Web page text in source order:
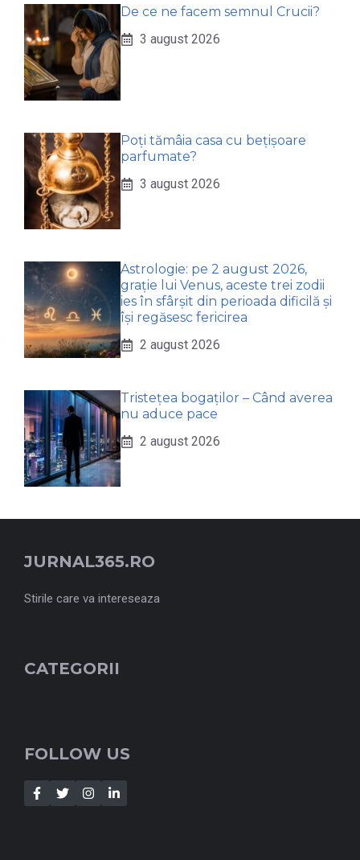
De ce ne facem semnul Crucii?
3 august 2026
Poți tămâia casa cu bețișoare
parfumate?
3 august 2026
Astrologie: pe 2 august 2026,
grație lui Venus, aceste trei zodii
ies în sfârșit din perioada dificilă și
își regăsesc fericirea
2 august 2026
Tristețea bogaților – Când averea
nu aduce pace
2 august 2026
JURNAL365.RO
Stirile care va intereseaza
CATEGORII
FOLLOW US